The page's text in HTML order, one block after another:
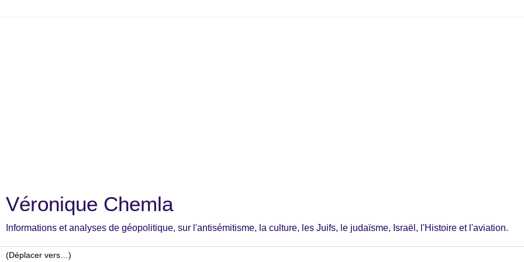
Véronique Chemla
Informations et analyses de géopolitique, sur l'antisémitisme, la culture, les Juifs, le judaïsme, Israël, l'Histoire et l'aviation.